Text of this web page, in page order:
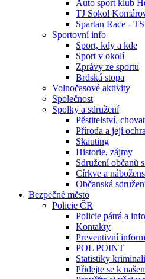
Auto sport klub
TJ Sokol
Spartan Race -
Sportovní info
Sport, kdy a kde
Sport v okolí
Zprávy ze sportu
Brdská stopa
Volnočasové aktivity
Společnost
Spolky a sdružení
Pěstitelství,
Příroda a její
Skauting
Historie, zájmy
Sdružení občanů
Církve a
Občanská
Bezpečné město
Policie ČR
Policie pátrá a
Kontakty
Preventivní
POL POINT
Statistiky
Přidejte se k